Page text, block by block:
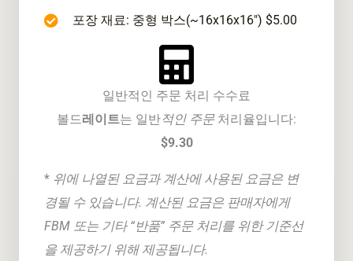
포장 재료: 중형 박스(~16x16x16") $5.00
일반적인 주문 처리 수수료
볼드레이트는 일반적인 주문 처리율입니다:
$9.30
* 위에 나열된 요금과 계산에 사용된 요금은 변
경될 수 있습니다. 계산된 요금은 판매자에게
FBM 또는 기타 “반품” 주문 처리를 위한 기준선
을 제공하기 위해 제공됩니다.